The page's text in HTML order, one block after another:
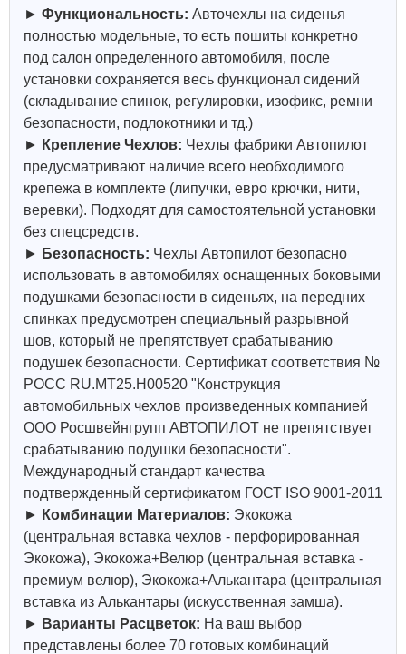
► Функциональность: Авточехлы на сиденья
полностью модельные, то есть пошиты конкретно
под салон определенного автомобиля, после
установки сохраняется весь функционал сидений
(складывание спинок, регулировки, изофикс, ремни
безопасности, подлокотники и тд.)
► Крепление Чехлов: Чехлы фабрики Автопилот
предусматривают наличие всего необходимого
крепежа в комплекте (липучки, евро крючки, нити,
веревки). Подходят для самостоятельной установки
без спецсредств.
► Безопасность: Чехлы Автопилот безопасно
использовать в автомобилях оснащенных боковыми
подушками безопасности в сиденьях, на передних
спинках предусмотрен специальный разрывной
шов, который не препятствует срабатыванию
подушек безопасности. Сертификат соответствия №
РОСС RU.МТ25.Н00520 "Конструкция
автомобильных чехлов произведенных компанией
ООО Росшвейнгрупп АВТОПИЛОТ не препятствует
срабатыванию подушки безопасности".
Международный стандарт качества
подтвержденный сертификатом ГОСТ ISO 9001-2011
► Комбинации Материалов: Экокожа
(центральная вставка чехлов - перфорированная
Экокожа), Экокожа+Велюр (центральная вставка -
премиум велюр), Экокожа+Алькантара (центральная
вставка из Алькантары (искусственная замша).
► Варианты Расцветок: На ваш выбор
представлены более 70 готовых комбинаций